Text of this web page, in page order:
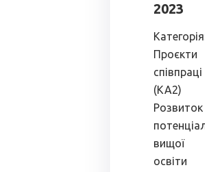
2023
Проєкти
співпраці
(КА2)
Розвиток
вищої
освіти